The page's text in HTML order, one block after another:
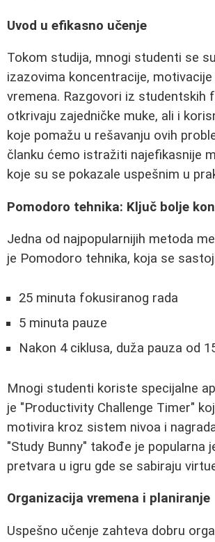
Uvod u efikasno učenje
Tokom studija, mnogi studenti se
izazovima koncentracije,
vremena. Razgovori iz studentskih
otkrivaju zajedničke muke, ali i
koje pomažu u rešavanju ovih
članku ćemo istražiti najefikasnije
koje su se pokazale uspešnim u
Pomodoro tehnika: Ključ bolje
Jedna od najpopularnijih metoda
je Pomodoro tehnika, koja se
25 minuta fokusiranog rada
5 minuta pauze
Nakon 4 ciklusa, duža pauza od
Mnogi studenti koriste specijalne
je "Productivity Challenge Timer"
motivira kroz sistem nivoa i
"Study Bunny" takođe je popularna
pretvara u igru gde se sabiraju
Organizacija vremena i planiranje
Uspešno učenje zahteva dobru